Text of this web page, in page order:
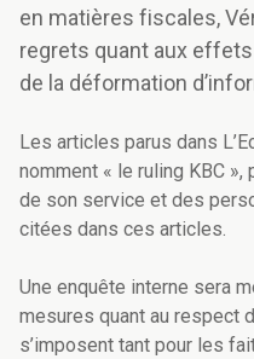
en matières fiscales,
regrets quant aux
de la déformation
Les articles parus dans
nomment « le ruling KBC
de son service et des
citées dans ces articles.
Une enquête interne sera
mesures quant au respect
s’imposent tant pour les